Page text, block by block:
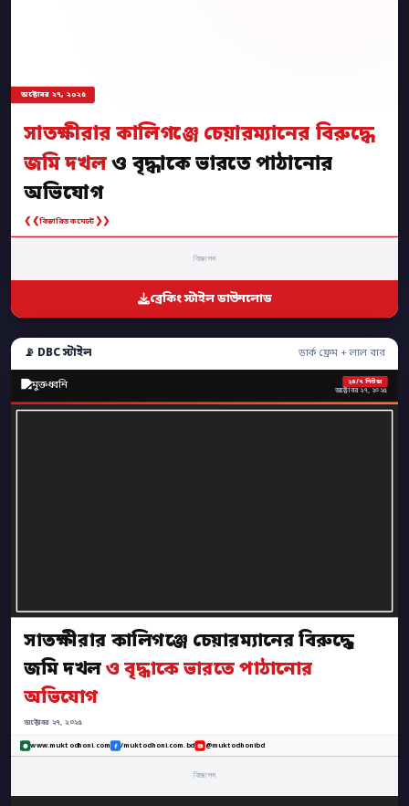
অক্টোবর ২৭, ২০২৫
সাতক্ষীরার কালিগঞ্জে চেয়ারম্যানের বিরুদ্ধে
জমি দখলও বৃদ্ধাকে ভারতে পাঠানোর
অভিযোগ
❮❮বিস্তারিত কমেন্টে❯❯
বিজ্ঞাপন
ব্রেকিং স্টাইল ডাউনলোড
📡 DBC স্টাইল ডার্ক ফ্রেম + লাল বার
২৪/৭ নিউজ
অক্টোবর ২৭, ২০২৫
সাতক্ষীরার কালিগঞ্জে চেয়ারম্যানের বিরুদ্ধে
জমি দখলও বৃদ্ধাকে ভারতে পাঠানোর
অভিযোগ
অক্টোবর ২৭, ২০২৫
www.muktodhoni.com /muktodhoni.com.bd @muktodhonibd
বিজ্ঞাপন